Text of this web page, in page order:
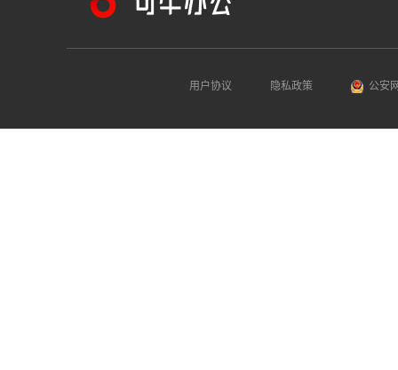
用户协议 隐私政策 公安